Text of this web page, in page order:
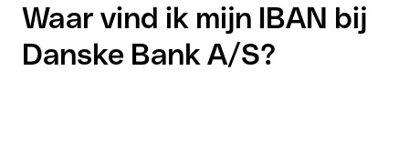
Waar vind ik mijn IBAN bij
Danske Bank A/S?